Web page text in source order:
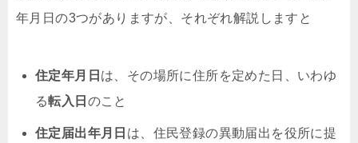
年月日の3つがありますが、それぞれ解説しますと
住定年月日 は、その場所に住所を定めた日、いわゆ
る転入日 のこと
住定届出年月日 は、住民登録の異動届出を役所に提